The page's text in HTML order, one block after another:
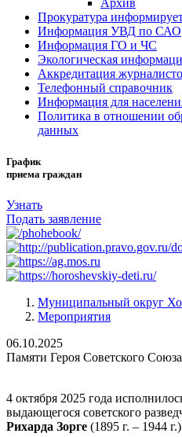
Архив
Прокуратура
Информация УВД по САО
Информация ГО и ЧС
Экологическая
Аккредитация
Телефонный справочник
Информация для
Политика в отношении
данных
График
приема граждан
Узнать
Подать заявление
Муниципальный округ
Мероприятия
06.10.2025
Памяти Героя Советского
4 октября 2025 года
выдающегося советского
Рихарда Зорге (1895 г. – 1944